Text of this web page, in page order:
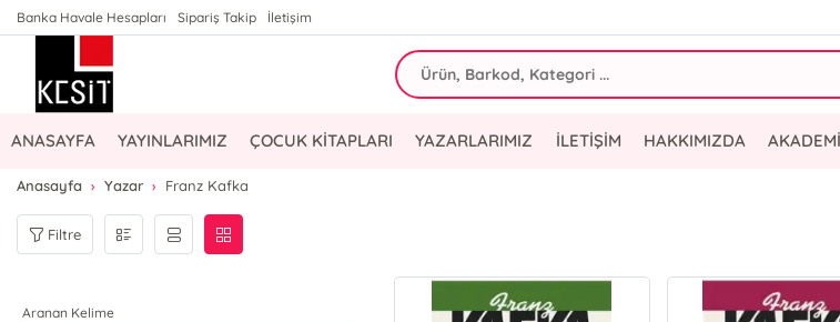
Banka Havale Hesapları Sipariş Takip İletişim
ANASAYFA YAYINLARIMIZ ÇOCUK KİTAPLARI YAZARLARIMIZ İLETİŞİM HAKKIMIZDA
Anasayfa Yazar Franz Kafka
Filtre
Aranan Kelime